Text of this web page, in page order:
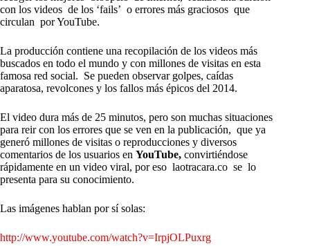
con los videos de los ‘fails’ o errores más graciosos que
circulan por YouTube.
La producción contiene una recopilación de los videos más
buscados en todo el mundo y con millones de visitas en esta
famosa red social. Se pueden observar golpes, caídas
aparatosa, revolcones y los fallos más épicos del 2014.
El video dura más de 25 minutos, pero son muchas situaciones
para reir con los errores que se ven en la publicación, que ya
generó millones de visitas o reproducciones y diversos
comentarios de los usuarios en YouTube, convirtiéndose
rápidamente en un video viral, por eso laotracara.co se lo
presenta para su conocimiento.
Las imágenes hablan por sí solas:
http://www.youtube.com/watch?v=IrpjOLPuxrg